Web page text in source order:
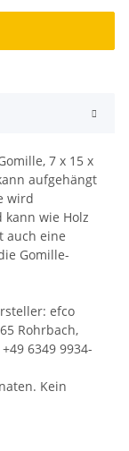
7 x 15 x
aufgehängt
wird
wie Holz
auch eine
Gomille-
efco
Rohrbach,
6349 9934-
Kein